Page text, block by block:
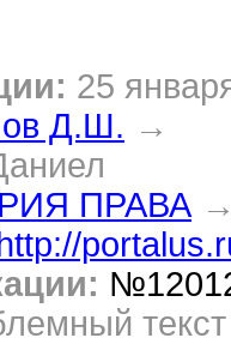
25
Д.Ш. →
ПРАВА